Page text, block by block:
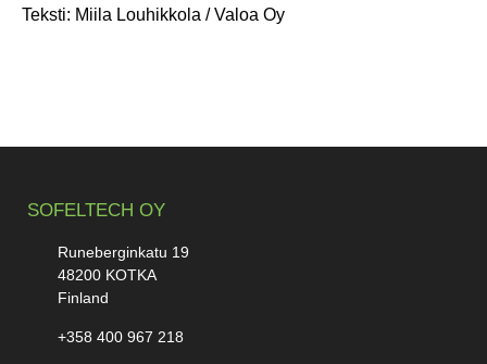
Teksti: Miila Louhikkola / Valoa Oy
SOFELTECH OY
Runeberginkatu 19
48200 KOTKA
Finland
+358 400 967 218